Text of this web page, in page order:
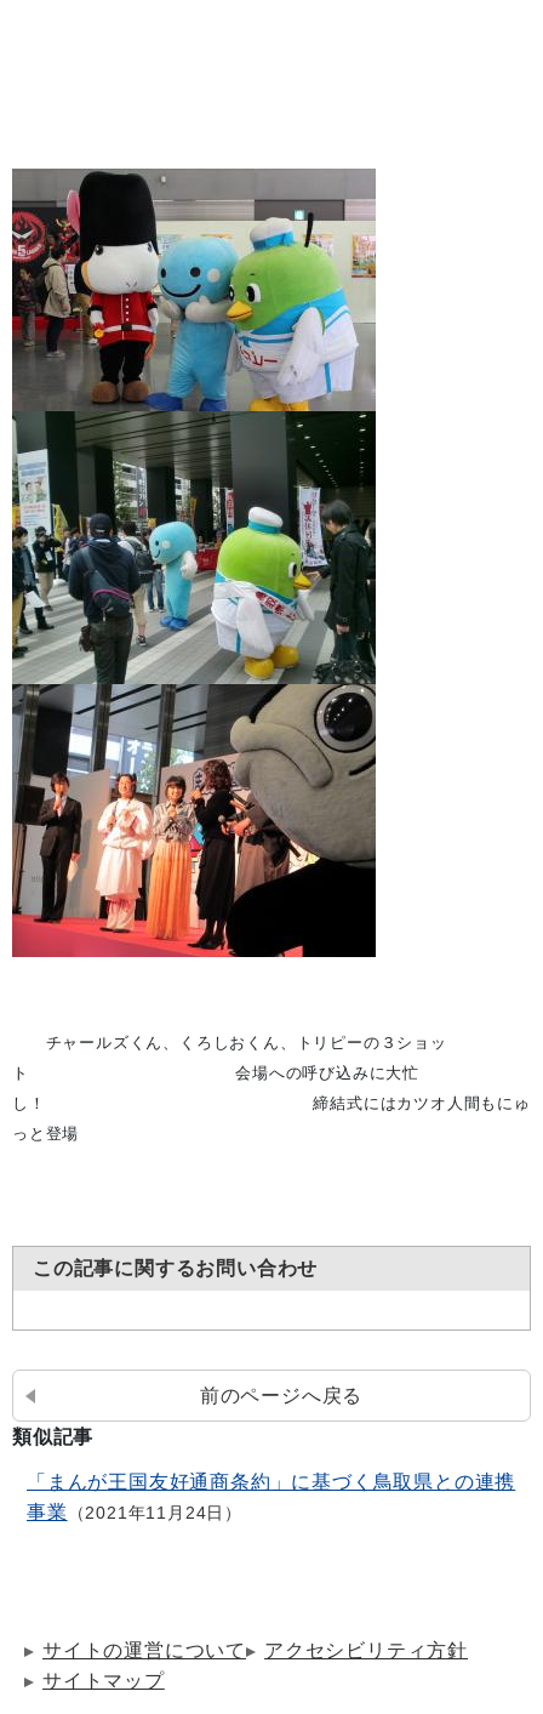
チャールズくん、くろしおくん、トリピーの３ショッ
ト 会場への呼び込みに大忙
し！ 締結式にはカツオ人間もにゅ
っと 登場
この記事に関するお問い合わせ
前のページへ戻る
類似記事
「まんが王国友好通商条約」に基づく鳥取県との連携
事業
2021年11月24日
サイトの運営について
アクセシビリティ方針
サイトマップ